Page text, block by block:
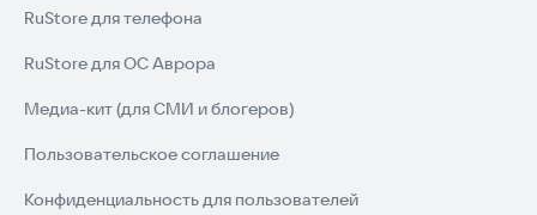
RuStore для телефона
RuStore для ОС Аврора
Медиа-кит (для СМИ и блогеров)
Пользовательское соглашение
Конфиденциальность для пользователей